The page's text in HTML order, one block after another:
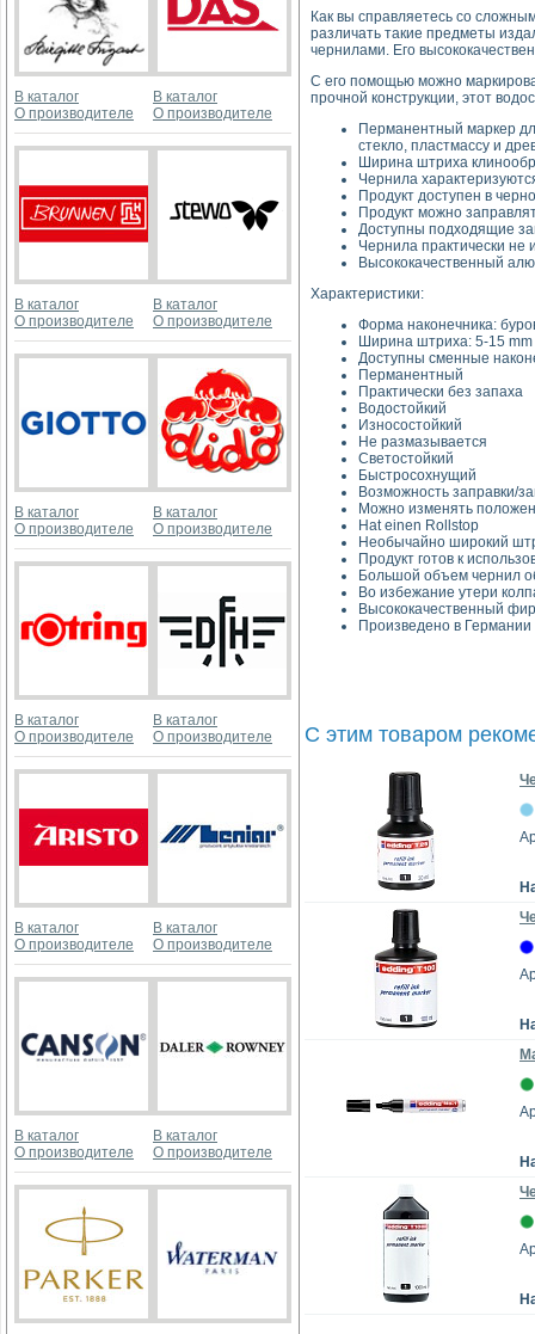
В каталог
О производителе
В каталог
О производителе
В каталог
О производителе
В каталог
О производителе
В каталог
О производителе
В каталог
О производителе
В каталог
О производителе
В каталог
О производителе
В каталог
О производителе
В каталог
О производителе
В каталог
О производителе
В каталог
О производителе
Как вы справляетесь со
различать такие предметы
чернилами. Его
С его помощью можно
прочной конструкции, этот
Перманентный маркер
стекло, пластмассу и
Ширина штриха
Чернила
Продукт доступен в
Продукт можно
Доступны подходящие
Чернила практически не
Высококачественный
Характеристики:
Форма наконечника:
Ширина штриха: 5-15 mm
Доступны сменные
Перманентный
Практически без запаха
Водостойкий
Износостойкий
Не размазывается
Светостойкий
Быстросохнущий
Возможность заправки/
Можно изменять
Hat einen Rollstop
Необычайно широкий
Продукт готов к
Большой объем чернил
Во избежание утери
Высококачественный
Произведено в Германии
С этим товаром